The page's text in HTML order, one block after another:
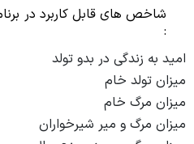
شاخص های قابل کاربرد در
:
امید به زندگی در بدو تولد
میزان تولد خام
میزان مرگ خام
میزان مرگ و میر شیرخواران